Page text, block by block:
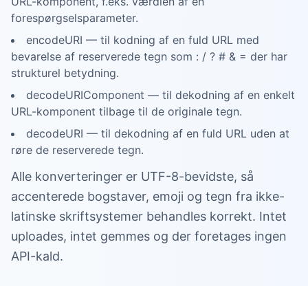
forespørgselsparameter.
encodeURI — til kodning af en fuld URL med
bevarelse af reserverede tegn som : / ? # & = der har
strukturel betydning.
decodeURIComponent — til dekodning af en enkelt
URL-komponent tilbage til de originale tegn.
decodeURI — til dekodning af en fuld URL uden at
røre de reserverede tegn.
Alle konverteringer er UTF-8-bevidste, så
accenterede bogstaver, emoji og tegn fra ikke-
latinske skriftsystemer behandles korrekt. Intet
uploades, intet gemmes og der foretages ingen
API-kald.